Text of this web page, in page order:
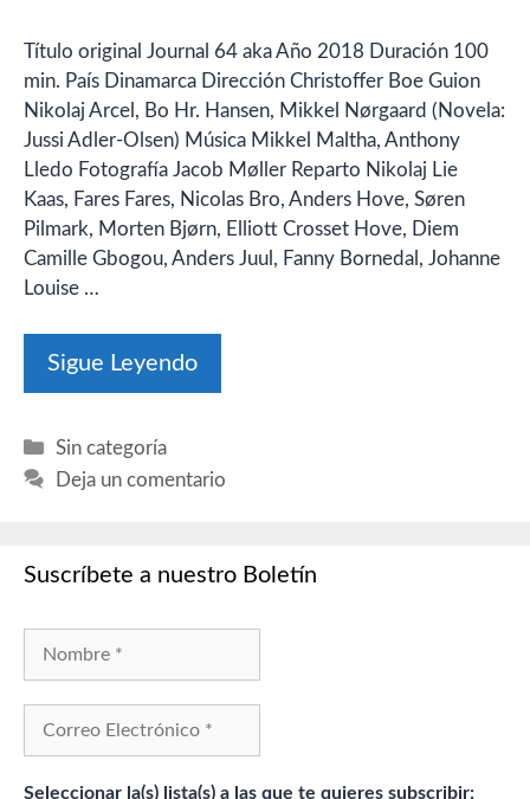
Título original Journal 64 aka Año 2018 Duración 100
min. País Dinamarca Dirección Christoffer Boe Guion
Nikolaj Arcel, Bo Hr. Hansen, Mikkel Nørgaard (Novela:
Jussi Adler-Olsen) Música Mikkel Maltha, Anthony
Lledo Fotografía Jacob Møller Reparto Nikolaj Lie
Kaas, Fares Fares, Nicolas Bro, Anders Hove, Søren
Pilmark, Morten Bjørn, Elliott Crosset Hove, Diem
Camille Gbogou, Anders Juul, Fanny Bornedal, Johanne
Louise …
Sigue Leyendo
Categorías
Sin categoría
Deja un comentario
Suscríbete a nuestro Boletín
Seleccionar la(s) lista(s) a las que te quieres subscribir: